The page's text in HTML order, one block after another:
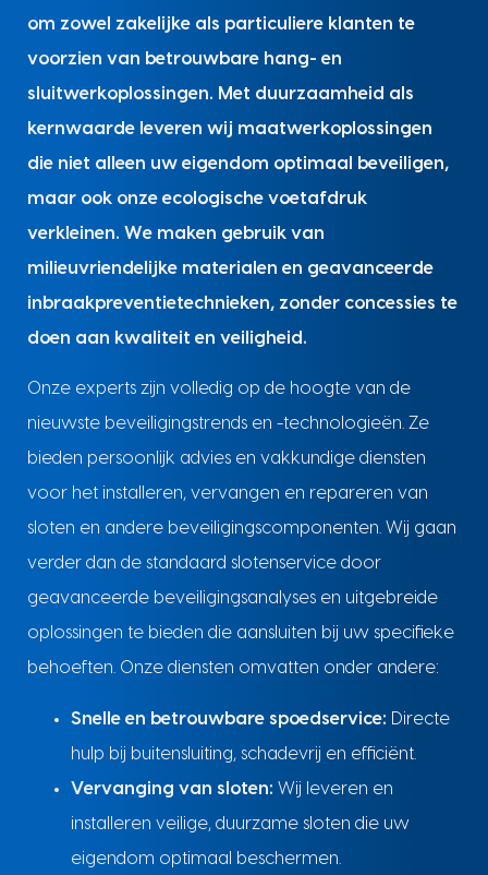
om zowel zakelijke als particuliere klanten te
voorzien van betrouwbare hang- en
sluitwerkoplossingen. Met duurzaamheid als
kernwaarde leveren wij maatwerkoplossingen
die niet alleen uw eigendom optimaal beveiligen,
maar ook onze ecologische voetafdruk
verkleinen. We maken gebruik van
milieuvriendelijke materialen en geavanceerde
inbraakpreventietechnieken, zonder concessies te
doen aan kwaliteit en veiligheid.
Onze experts zijn volledig op de hoogte van de
nieuwste beveiligingstrends en -technologieën. Ze
bieden persoonlijk advies en vakkundige diensten
voor het installeren, vervangen en repareren van
sloten en andere beveiligingscomponenten. Wij gaan
verder dan de standaard slotenservice door
geavanceerde beveiligingsanalyses en uitgebreide
oplossingen te bieden die aansluiten bij uw specifieke
behoeften. Onze diensten omvatten onder andere:
Snelle en betrouwbare spoedservice: Directe
hulp bij buitensluiting, schadevrij en efficiënt.
Vervanging van sloten: Wij leveren en
installeren veilige, duurzame sloten die uw
eigendom optimaal beschermen.